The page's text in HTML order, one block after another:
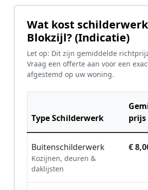
Wat kost
Blokzijl? (Indicatie)
Let op: Dit zijn gemiddelde
Vraag een offerte aan voor een
afgestemd op uw woning.
Type Schilderwerk
prijs
Buitenschilderwerk
Kozijnen, deuren &
daklijsten
€